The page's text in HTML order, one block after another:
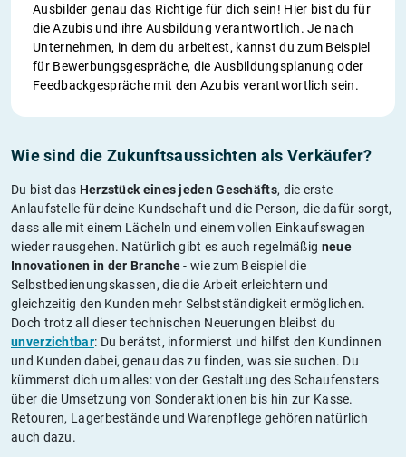
Ausbilder genau das Richtige für dich sein! Hier bist du für
die Azubis und ihre Ausbildung verantwortlich. Je nach
Unternehmen, in dem du arbeitest, kannst du zum Beispiel
für Bewerbungsgespräche, die Ausbildungsplanung oder
Feedbackgespräche mit den Azubis verantwortlich sein.
Wie sind die Zukunftsaussichten als Verkäufer?
Du bist das Herzstück eines jeden Geschäfts, die erste
Anlaufstelle für deine Kundschaft und die Person, die dafür sorgt,
dass alle mit einem Lächeln und einem vollen Einkaufswagen
wieder rausgehen. Natürlich gibt es auch regelmäßig neue
Innovationen in der Branche- wie zum Beispiel die
Selbstbedienungskassen, die die Arbeit erleichtern und
gleichzeitig den Kunden mehr Selbstständigkeit ermöglichen.
Doch trotz all dieser technischen Neuerungen bleibst du
unverzichtbar: Du berätst, informierst und hilfst den Kundinnen
und Kunden dabei, genau das zu finden, was sie suchen. Du
kümmerst dich um alles: von der Gestaltung des Schaufensters
über die Umsetzung von Sonderaktionen bis hin zur Kasse.
Retouren, Lagerbestände und Warenpflege gehören natürlich
auch dazu.